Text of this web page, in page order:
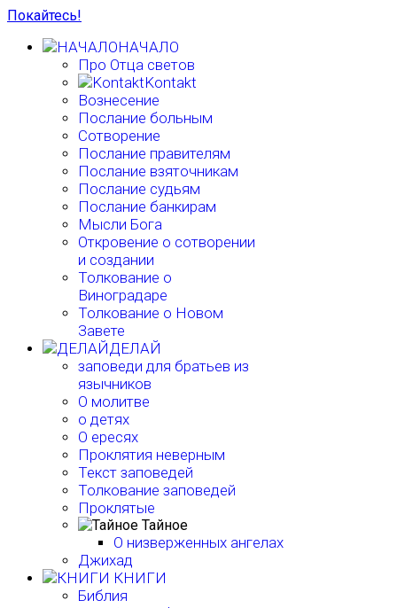
Покайтесь!
НАЧАЛО
Про Отца светов
Kontakt
Вознесение
Послание больным
Сотворение
Послание правителям
Послание взяточникам
Послание судьям
Послание банкирам
Мысли Бога
Откровение о сотворении
и создании
Толкование о
Виноградаре
Толкование о Новом
Завете
ДЕЛАЙ
заповеди для братьев из
язычников
О молитве
о детях
О ересях
Проклятия неверным
Текст заповедей
Толкование заповедей
Проклятые
Тайное
О низверженных ангелах
Джихад
КНИГИ
Библия